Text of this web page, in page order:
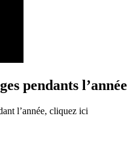
pendants l’année
l’année, cliquez ici